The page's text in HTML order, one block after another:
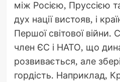
між Росією, Пруссією
дух нації вистояв, і
Першої світової
член ЄС і НАТО, що
розвивається, але
гордість. Наприклад,